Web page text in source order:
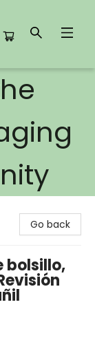
Go back
bolsillo,